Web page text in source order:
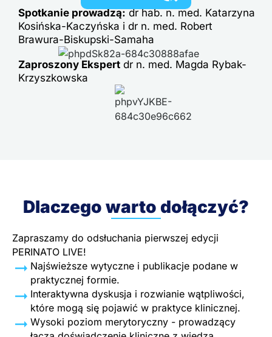
Spotkanie prowadzą:dr hab. n. med. Katarzyna
Kosińska-Kaczyńska i dr n. med. Robert
Brawura-Biskupski-Samaha
Zaproszony Ekspert dr n. med. Magda Rybak-
Krzyszkowska
Dlaczego warto dołączyć?
Zapraszamy do odsłuchania pierwszej edycji
PERINATO LIVE!
Najświeższe wytyczne i publikacje podane w
praktycznej formie.
Interaktywna dyskusja i rozwianie wątpliwości,
które mogą się pojawić w praktyce klinicznej.
Wysoki poziom merytoryczny - prowadzący